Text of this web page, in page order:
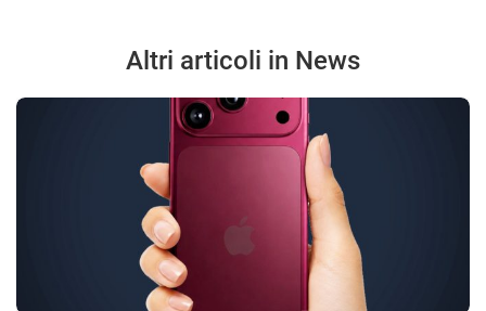
Altri articoli in News